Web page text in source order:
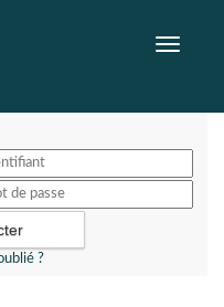
Toggle
?